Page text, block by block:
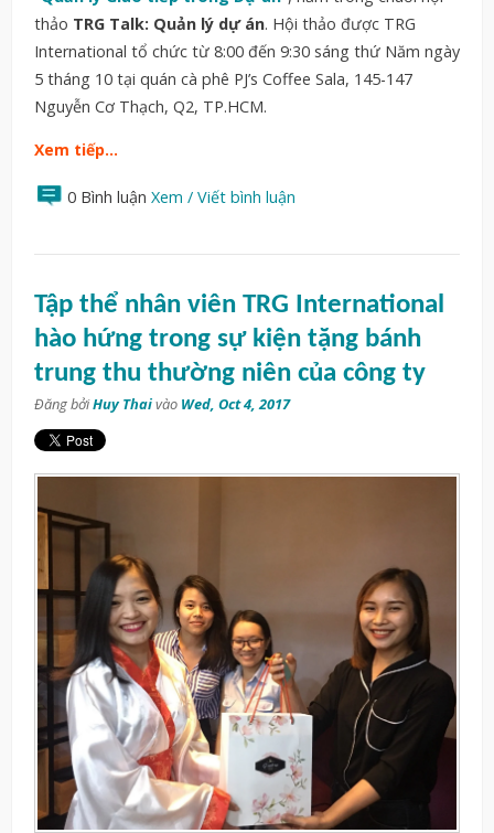
thảo TRG Talk: Quản lý dự án. Hội thảo được TRG
International tổ chức từ 8:00 đến 9:30 sáng thứ Năm ngày
5 tháng 10 tại quán cà phê PJ’s Coffee Sala, 145-147
Nguyễn Cơ Thạch, Q2, TP.HCM.
Xem tiếp…
0 Bình luận Xem / Viết bình luận
Tập thể nhân viên TRG International
hào hứng trong sự kiện tặng bánh
trung thu thường niên của công ty
Đăng bởiHuy Thaivào Wed, Oct 4, 2017